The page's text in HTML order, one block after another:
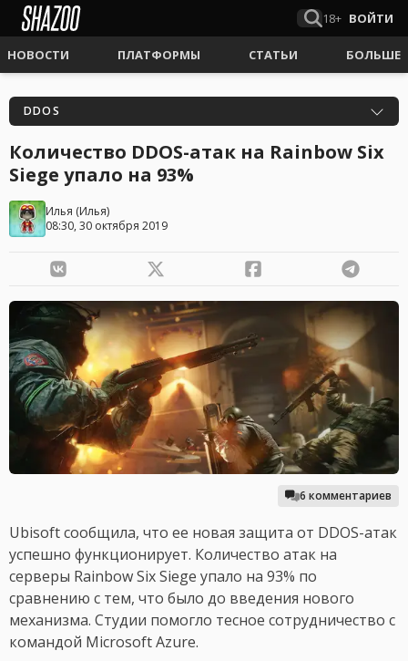
18+ ВОЙТИ
НОВОСТИ ПЛАТФОРМЫ СТАТЬИ БОЛЬШЕ
DDOS
Количество DDOS-атак на Rainbow Six
Siege упало на 93%
Илья (Илья)
08:30, 30 октября 2019
6 комментариев
Ubisoft сообщила, что ее новая защита от DDOS-атак
успешно функционирует. Количество атак на
серверы Rainbow Six Siege упало на 93% по
сравнению с тем, что было до введения нового
механизма. Студии помогло тесное сотрудничество с
командой Microsoft Azure.